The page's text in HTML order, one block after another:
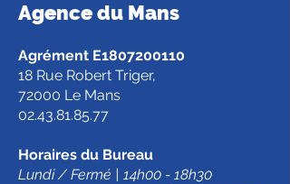
Agence du Mans
Agrément E1807200110
18 Rue Robert Triger,
72000 Le Mans
02.43.81.85.77
Horaires du Bureau
Lundi / Fermé | 14h00 - 18h30